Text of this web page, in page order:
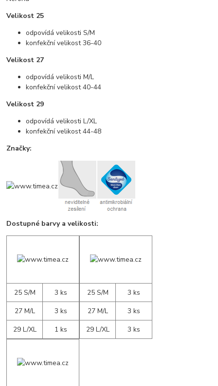
Velikost 25
odpovídá velikosti S/M
konfekční velikost 36-40
Velikost 27
odpovídá velikosti M/L
konfekční velikost 40-44
Velikost 29
odpovídá velikosti L/XL
konfekční velikost 44-48
Značky:
Dostupné barvy a velikosti:
25 S/M
3 ks
27 M/L
3 ks
29 L/XL
1 ks
25 S/M
3 ks
27 M/L
3 ks
29 L/XL
3 ks